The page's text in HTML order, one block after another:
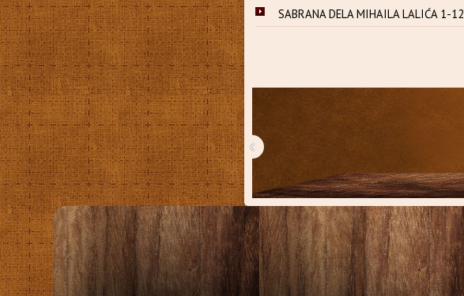
SABRANA DELA MIHAILA LALIĆA 1-
‹